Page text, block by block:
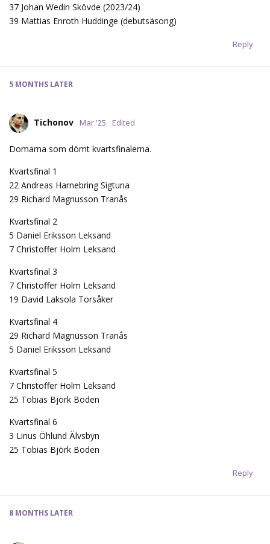
37 Johan Wedin Skövde (2023/24)
39 Mattias Enroth Huddinge (debutsäsong)
Reply
5 MONTHS LATER
Tichonov Mar '25 Edited
Domarna som dömt kvartsfinalerna.
Kvartsfinal 1
22 Andreas Harnebring Sigtuna
29 Richard Magnusson Tranås
Kvartsfinal 2
5 Daniel Eriksson Leksand
7 Christoffer Holm Leksand
Kvartsfinal 3
7 Christoffer Holm Leksand
19 David Laksola Torsåker
Kvartsfinal 4
29 Richard Magnusson Tranås
5 Daniel Eriksson Leksand
Kvartsfinal 5
7 Christoffer Holm Leksand
25 Tobias Björk Boden
Kvartsfinal 6
3 Linus Öhlund Älvsbyn
25 Tobias Björk Boden
Reply
8 MONTHS LATER